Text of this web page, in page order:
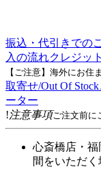
振込・代引きでの
入の流れクレジッ
【ご注意】海外にお住
取寄せ/Out Of Stock
ーター
!注意事項ご注文前に
心斎橋店・
間をいただく